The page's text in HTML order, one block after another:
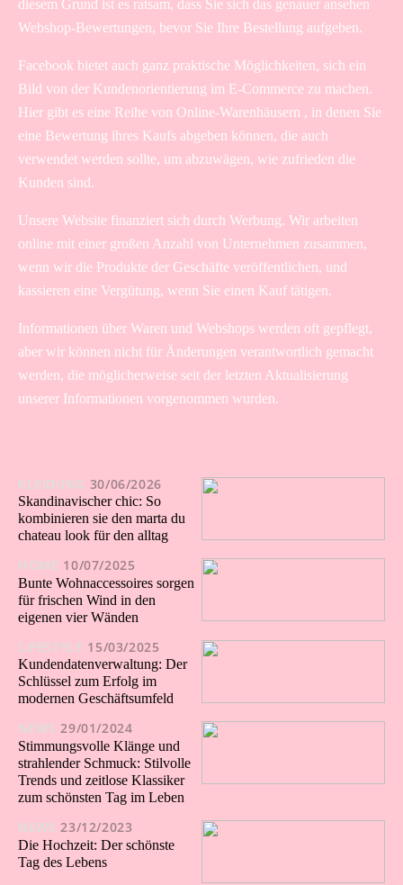
diesem Grund ist es ratsam, dass Sie sich das genauer ansehen
Webshop-Bewertungen, bevor Sie Ihre Bestellung aufgeben.
Facebook bietet auch ganz praktische Möglichkeiten, sich ein
Bild von der Kundenorientierung im E-Commerce zu machen.
Hier gibt es eine Reihe von Online-Warenhäusern , in denen Sie
eine Bewertung ihres Kaufs abgeben können, die auch
verwendet werden sollte, um abzuwägen, wie zufrieden die
Kunden sind.
Unsere Website finanziert sich durch Werbung. Wir arbeiten
online mit einer großen Anzahl von Unternehmen zusammen,
wenn wir die Produkte der Geschäfte veröffentlichen, und
kassieren eine Vergütung, wenn Sie einen Kauf tätigen.
Informationen über Waren und Webshops werden oft gepflegt,
aber wir können nicht für Änderungen verantwortlich gemacht
werden, die möglicherweise seit der letzten Aktualisierung
unserer Informationen vorgenommen wurden.
KLEIDUNG 30/06/2026
Skandinavischer chic: So
kombinieren sie den marta du
chateau look für den alltag
HOME 10/07/2025
Bunte Wohnaccessoires sorgen
für frischen Wind in den
eigenen vier Wänden
LIFESTYLE 15/03/2025
Kundendatenverwaltung: Der
Schlüssel zum Erfolg im
modernen Geschäftsumfeld
NEWS 29/01/2024
Stimmungsvolle Klänge und
strahlender Schmuck: Stilvolle
Trends und zeitlose Klassiker
zum schönsten Tag im Leben
NEWS 23/12/2023
Die Hochzeit: Der schönste
Tag des Lebens